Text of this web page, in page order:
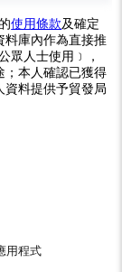
使用條款及確定
料庫內作為直接推
眾人士使用﹞，
；本人確認已獲得
資料提供予貿發局
用程式